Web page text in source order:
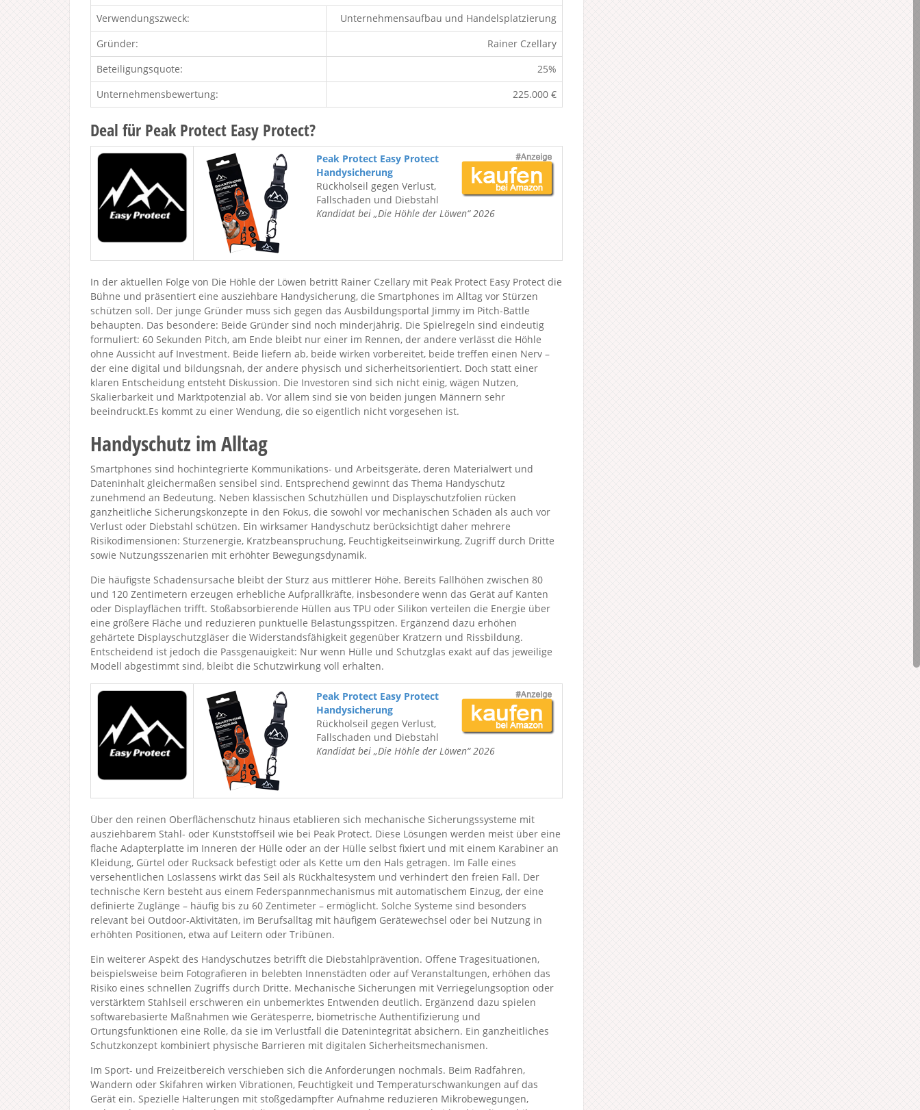
Verwendungszweck:
Unternehmensaufbau und Handelsplatzierung
Gründer:
Rainer Czellary
Beteiligungsquote:
25%
Unternehmensbewertung:
225.000 €
Deal für Peak Protect Easy Protect?
Peak Protect Easy Protect
Handysicherung
Rückholseil gegen Verlust,
Fallschaden und Diebstahl
Kandidat bei „Die Höhle der Löwen“ 2026
In der aktuellen Folge von Die Höhle der Löwen betritt Rainer Czellary mit Peak Protect Easy Protect die
Bühne und präsentiert eine ausziehbare Handysicherung, die Smartphones im Alltag vor Stürzen
schützen soll. Der junge Gründer muss sich gegen das Ausbildungsportal Jimmy im Pitch-Battle
behaupten. Das besondere: Beide Gründer sind noch minderjährig. Die Spielregeln sind eindeutig
formuliert: 60 Sekunden Pitch, am Ende bleibt nur einer im Rennen, der andere verlässt die Höhle
ohne Aussicht auf Investment. Beide liefern ab, beide wirken vorbereitet, beide treffen einen Nerv –
der eine digital und bildungsnah, der andere physisch und sicherheitsorientiert. Doch statt einer
klaren Entscheidung entsteht Diskussion. Die Investoren sind sich nicht einig, wägen Nutzen,
Skalierbarkeit und Marktpotenzial ab. Vor allem sind sie von beiden jungen Männern sehr
beeindruckt.Es kommt zu einer Wendung, die so eigentlich nicht vorgesehen ist.
Handyschutz im Alltag
Smartphones sind hochintegrierte Kommunikations- und Arbeitsgeräte, deren Materialwert und
Dateninhalt gleichermaßen sensibel sind. Entsprechend gewinnt das Thema Handyschutz
zunehmend an Bedeutung. Neben klassischen Schutzhüllen und Displayschutzfolien rücken
ganzheitliche Sicherungskonzepte in den Fokus, die sowohl vor mechanischen Schäden als auch vor
Verlust oder Diebstahl schützen. Ein wirksamer Handyschutz berücksichtigt daher mehrere
Risikodimensionen: Sturzenergie, Kratzbeanspruchung, Feuchtigkeitseinwirkung, Zugriff durch Dritte
sowie Nutzungsszenarien mit erhöhter Bewegungsdynamik.
Die häufigste Schadensursache bleibt der Sturz aus mittlerer Höhe. Bereits Fallhöhen zwischen 80
und 120 Zentimetern erzeugen erhebliche Aufprallkräfte, insbesondere wenn das Gerät auf Kanten
oder Displayflächen trifft. Stoßabsorbierende Hüllen aus TPU oder Silikon verteilen die Energie über
eine größere Fläche und reduzieren punktuelle Belastungsspitzen. Ergänzend dazu erhöhen
gehärtete Displayschutzgläser die Widerstandsfähigkeit gegenüber Kratzern und Rissbildung.
Entscheidend ist jedoch die Passgenauigkeit: Nur wenn Hülle und Schutzglas exakt auf das jeweilige
Modell abgestimmt sind, bleibt die Schutzwirkung voll erhalten.
Peak Protect Easy Protect
Handysicherung
Rückholseil gegen Verlust,
Fallschaden und Diebstahl
Kandidat bei „Die Höhle der Löwen“ 2026
Über den reinen Oberflächenschutz hinaus etablieren sich mechanische Sicherungssysteme mit
ausziehbarem Stahl- oder Kunststoffseil wie bei Peak Protect. Diese Lösungen werden meist über eine
flache Adapterplatte im Inneren der Hülle oder an der Hülle selbst fixiert und mit einem Karabiner an
Kleidung, Gürtel oder Rucksack befestigt oder als Kette um den Hals getragen. Im Falle eines
versehentlichen Loslassens wirkt das Seil als Rückhaltesystem und verhindert den freien Fall. Der
technische Kern besteht aus einem Federspannmechanismus mit automatischem Einzug, der eine
definierte Zuglänge – häufig bis zu 60 Zentimeter – ermöglicht. Solche Systeme sind besonders
relevant bei Outdoor-Aktivitäten, im Berufsalltag mit häufigem Gerätewechsel oder bei Nutzung in
erhöhten Positionen, etwa auf Leitern oder Tribünen.
Ein weiterer Aspekt des Handyschutzes betrifft die Diebstahlprävention. Offene Tragesituationen,
beispielsweise beim Fotografieren in belebten Innenstädten oder auf Veranstaltungen, erhöhen das
Risiko eines schnellen Zugriffs durch Dritte. Mechanische Sicherungen mit Verriegelungsoption oder
verstärktem Stahlseil erschweren ein unbemerktes Entwenden deutlich. Ergänzend dazu spielen
softwarebasierte Maßnahmen wie Gerätesperre, biometrische Authentifizierung und
Ortungsfunktionen eine Rolle, da sie im Verlustfall die Datenintegrität absichern. Ein ganzheitliches
Schutzkonzept kombiniert physische Barrieren mit digitalen Sicherheitsmechanismen.
Im Sport- und Freizeitbereich verschieben sich die Anforderungen nochmals. Beim Radfahren,
Wandern oder Skifahren wirken Vibrationen, Feuchtigkeit und Temperaturschwankungen auf das
Gerät ein. Spezielle Halterungen mit stoßgedämpfter Aufnahme reduzieren Mikrobewegungen,